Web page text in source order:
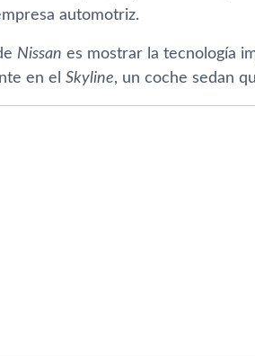
automotriz.
Nissan es mostrar la tecnología
en el Skyline, un coche sedan